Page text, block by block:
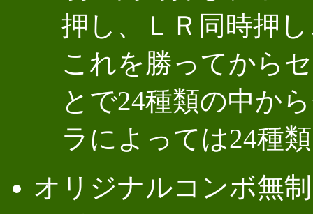
押し、ＬＲ同時押
これを勝ってから
とで24種類の中か
ラによっては24種
オリジナルコンボ無